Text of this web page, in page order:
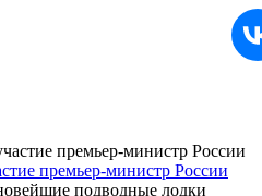
премьер-министр России